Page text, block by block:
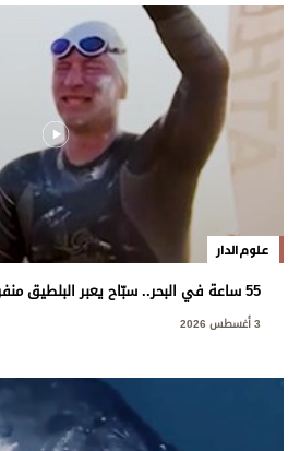
علوم الدار
55 ساعة في البحر.. سبّاح يعبر البلطيق منفرداً
3 أغسطس 2026